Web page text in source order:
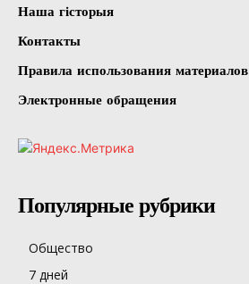
Наша гісторыя
Контакты
Правила использования материалов
Электронные обращения
Популярные рубрики
Общество
7 дней